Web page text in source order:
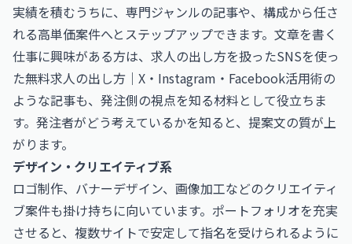
実績を積むうちに、専門ジャンルの記事や、構成から任さ
れる高単価案件へとステップアップできます。文章を書く
仕事に興味がある方は、求人の出し方を扱ったSNSを使っ
た無料求人の出し方｜X・Instagram・Facebook活用術の
ような記事も、発注側の視点を知る材料として役立ちま
す。発注者がどう考えているかを知ると、提案文の質が上
がります。
デザイン・クリエイティブ系
ロゴ制作、バナーデザイン、画像加工などのクリエイティ
ブ案件も掛け持ちに向いています。ポートフォリオを充実
させると、複数サイトで安定して指名を受けられるように